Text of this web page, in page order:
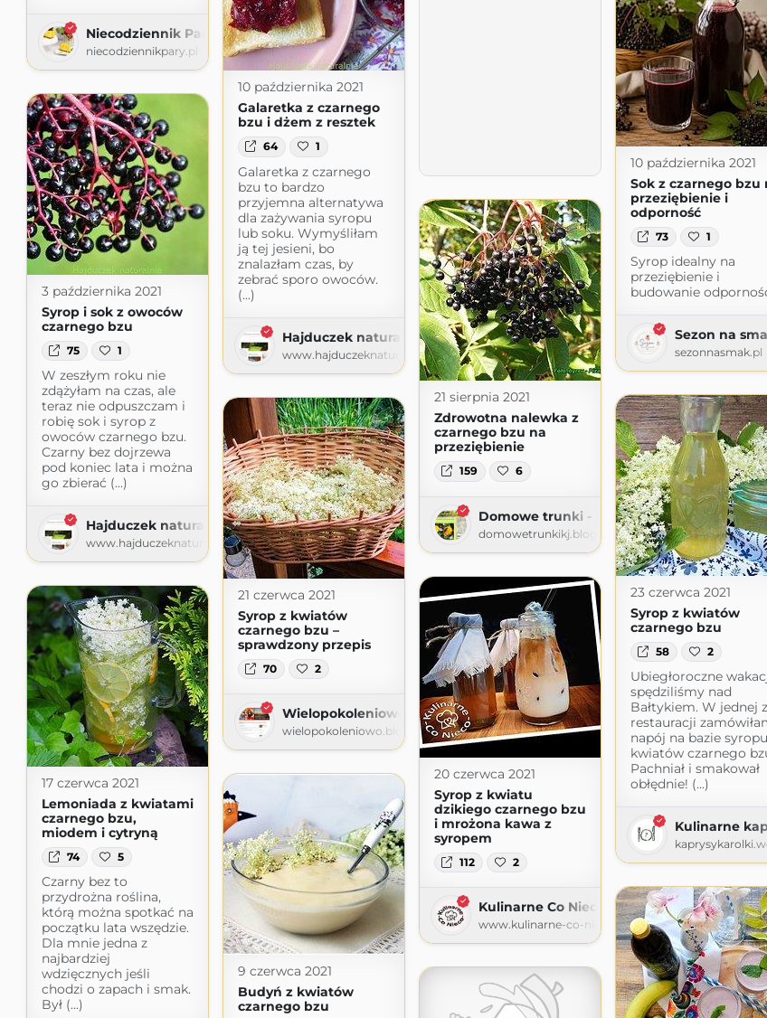
Niecodziennik Pary
niecodziennikpary.pl
10 października 2021
Galaretka z czarnego
bzu i dżem z resztek
64 1
Galaretka z czarnego
bzu to bardzo
przyjemna alternatywa
dla zażywania syropu
lub soku. Wymyśliłam
ją tej jesieni, bo
znalazłam czas, by
zebrać sporo owoców.
(...)
Hajduczek naturalnie
www.hajduczeknaturalnie.pl
10 października 2021
Sok z czarnego bzu
przeziębienie i
odporność
73 1
Syrop idealny na
przeziębienie i
budowanie
Sezon na
sezonnasmak.pl
3 października 2021
Syrop i sok z owoców
czarnego bzu
75 1
W zeszłym roku nie
zdążyłam na czas, ale
teraz nie odpuszczam i
robię sok i syrop z
owoców czarnego bzu.
Czarny bez dojrzewa
pod koniec lata i można
go zbierać (...)
Hajduczek naturalnie
www.hajduczeknaturalnie.pl
21 sierpnia 2021
Zdrowotna nalewka z
czarnego bzu na
przeziębienie
159 6
Domowe trunki - nalewki likiery wina
domowetrunkikj.blogspot.com
23 czerwca 2021
Syrop z kwiatów
czarnego bzu
58 2
Ubiegłoroczne
spędziliśmy nad
Bałtykiem. W jednej z
restauracji
napój na bazie
kwiatów czarnego
Pachniał i smakował
obłędnie! (...)
Kulinarne
21 czerwca 2021
Syrop z kwiatów
czarnego bzu –
sprawdzony przepis
70 2
Wielopokoleniowo
wielopokoleniowo.blogspot.com
20 czerwca 2021
Syrop z kwiatu
dzikiego czarnego bzu
i mrożona kawa z
syropem
112 2
Kulinarne Co Nieco
www.kulinarne-co-nieco.pl
17 czerwca 2021
Lemoniada z kwiatami
czarnego bzu,
miodem i cytryną
74 5
Czarny bez to
przydrożna roślina,
którą można spotkać na
początku lata wszędzie.
Dla mnie jedna z
najbardziej
wdzięcznych jeśli
chodzi o zapach i smak.
Był (...)
9 czerwca 2021
Budyń z kwiatów
czarnego bzu